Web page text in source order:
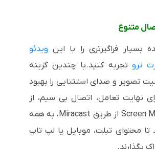
متنوع
بسیار فراگیرتری را با این ویدئو
تروتجربه کنید.با چندین گزینه
تصویر و صدای استثنایی را بهبود
نهایت تعامل، اتصال بی سیم، از
جمله Screen Mirroring از طریق Miracast، به همه
تا محتوای تبلت، موبایل یا لپ تاپ
بگذارند.